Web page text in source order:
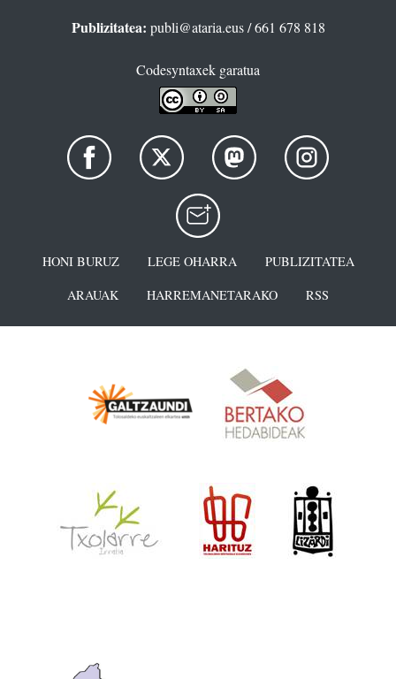
Publizitatea: publi@ataria.eus/ 661 678 818
Codesyntaxek garatua
HONI BURUZ LEGE OHARRA
PUBLIZITATEA
ARAUAK
HARREMANETARAKO RSS